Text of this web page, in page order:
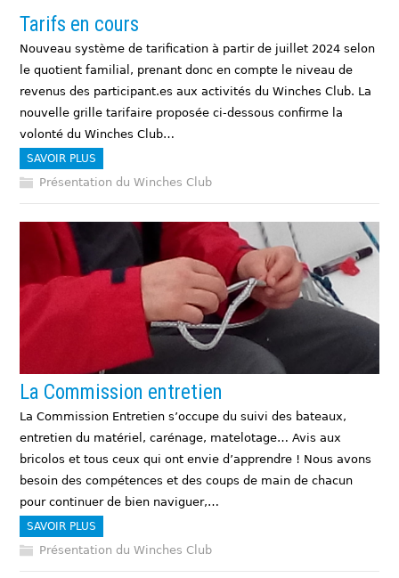
Tarifs en cours
Nouveau système de tarification à partir de juillet 2024 selon
le quotient familial, prenant donc en compte le niveau de
revenus des participant.es aux activités du Winches Club. La
nouvelle grille tarifaire proposée ci-dessous confirme la
volonté du Winches Club…
SAVOIR PLUS
Présentation du Winches Club
La Commission entretien
La Commission Entretien s’occupe du suivi des bateaux,
entretien du matériel, carénage, matelotage… Avis aux
bricolos et tous ceux qui ont envie d’apprendre ! Nous avons
besoin des compétences et des coups de main de chacun
pour continuer de bien naviguer,…
SAVOIR PLUS
Présentation du Winches Club